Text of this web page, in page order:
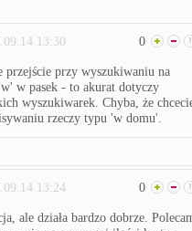
13:30 0
przejście przy wyszukiwaniu na
w pasek - to akurat dotyczy
wyszukiwarek. Chyba, że
rzeczy typu 'w domu'.
13:24 0
ale działa bardzo dobrze.